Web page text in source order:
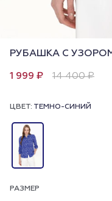
РУБАШКА С
1 999 ₽ 14 400 ₽
ЦВЕТ: ТЕМНО-СИНИЙ
РАЗМЕР